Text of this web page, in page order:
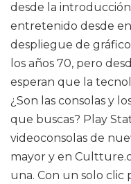
desde la
entretenido desde
despliegue de
los años 70, pero
esperan que la
¿Son las consolas y
que buscas? Play
videoconsolas de
mayor y en
una. Con un solo clic